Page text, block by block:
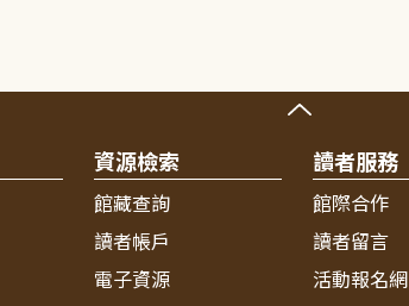
資源檢索
館藏查詢
讀者帳戶
電子資源
讀者服務
館際合作
讀者留言
活動報名網